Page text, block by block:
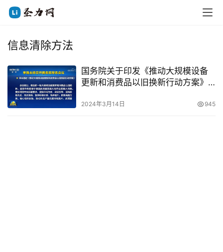
信息清除方法
国务院关于印发《推动大规模设备
更新和消费品以旧换新行动方案》
2024年3月14日 945